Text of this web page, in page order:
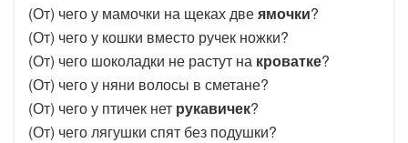
(От) чего у мамочки на щеках двеямочки?
(От) чего у кошки вместо ручек ножки?
(От) чего шоколадки не растут на кроватке?
(От) чего у няни волосы в сметане?
(От) чего у птичек нет рукавичек?
(От) чего лягушки спят без подушки?